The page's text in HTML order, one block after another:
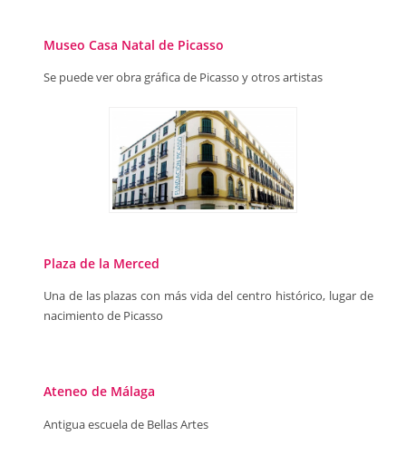
Museo Casa Natal de Picasso
Se puede ver obra gráfica de Picasso y otros artistas
Plaza de la Merced
Una de las plazas con más vida del centro histórico, lugar de
nacimiento de Picasso
Ateneo de Málaga
Antigua escuela de Bellas Artes